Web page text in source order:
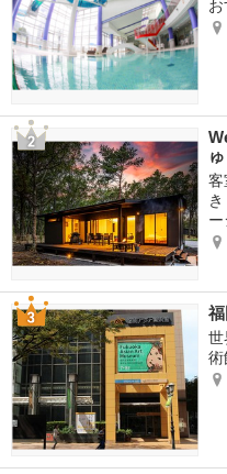
客
ー
世
術